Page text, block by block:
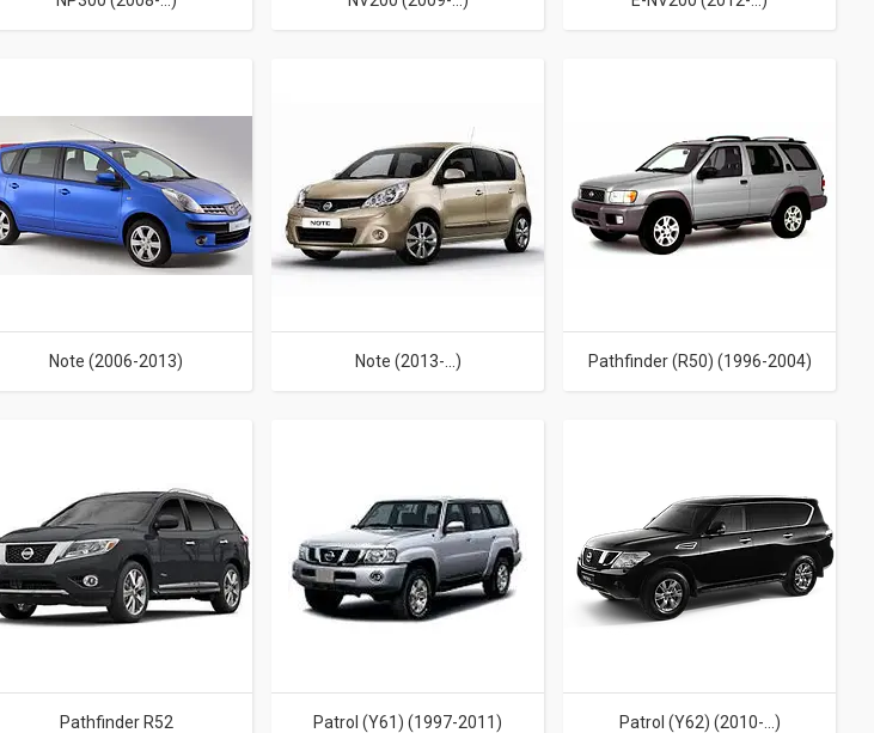
Note (2006-2013) Note (2013-...) Pathfinder (R50) (1996-2004)
Pathfinder R52 Patrol (Y61) (1997-2011) Patrol (Y62) (2010-...)